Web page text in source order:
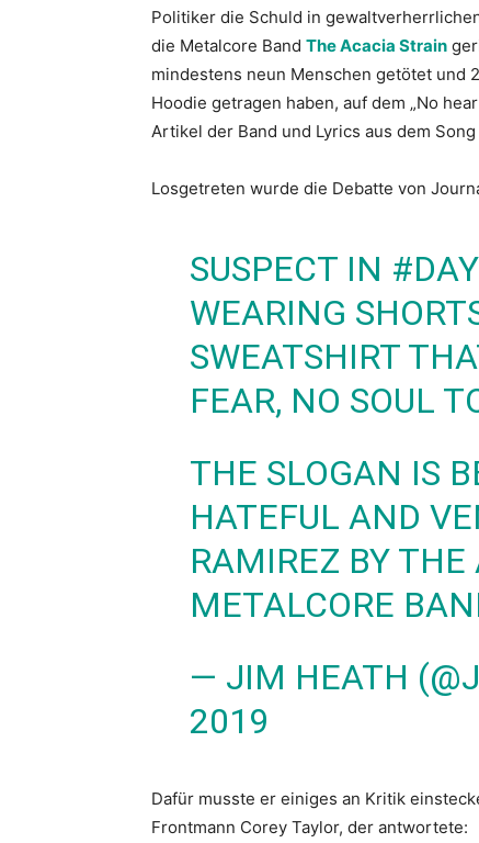
Politiker die Schuld in
die Metalcore Band The Acacia Strain
mindestens neun Menschen getötet und
Hoodie getragen haben, auf dem „No
Artikel der Band und Lyrics aus dem Song
Losgetreten wurde die Debatte von
SUSPECT IN
WEARING
SWEATSHIRT
FEAR, NO SOUL
THE SLOGAN IS
HATEFUL AND
RAMIREZ BY
METALCORE
— JIM HEATH
2019
Dafür musste er einiges an Kritik
Frontmann Corey Taylor, der antwortete: